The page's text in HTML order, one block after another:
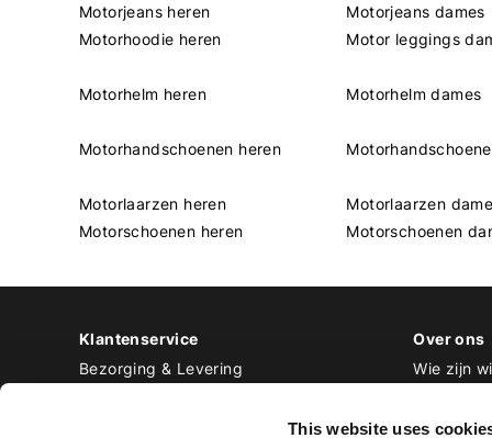
This website uses
Motorjeans heren
Motorhoodie heren
Motorhelm heren
Motorhandschoenen heren
Motorlaarzen heren
Motorschoenen heren
Motorjeans dames
Motor leggings
Motorhelm dames
Motorlaarzen
Motorschoenen
Klantenservice
Bezorging & Levering
Over ons
Wie zijn
Werken